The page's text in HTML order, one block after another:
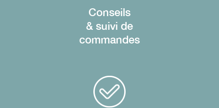
Conseils
& suivi de
commandes